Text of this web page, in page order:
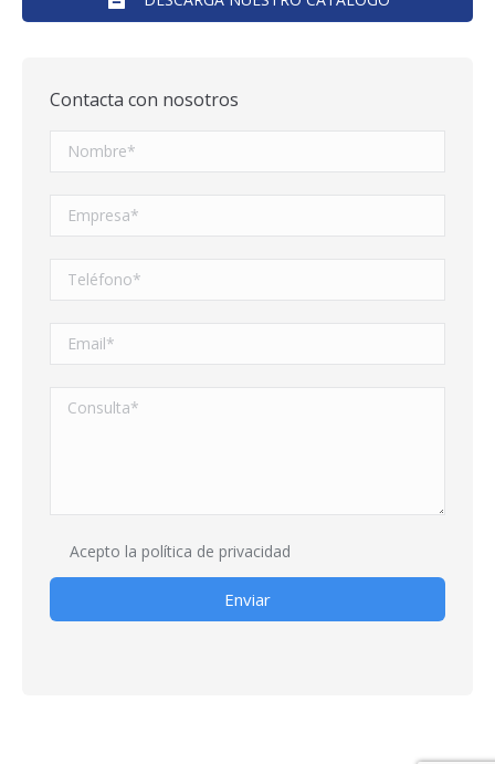
Contacta con nosotros
Acepto la política de privacidad